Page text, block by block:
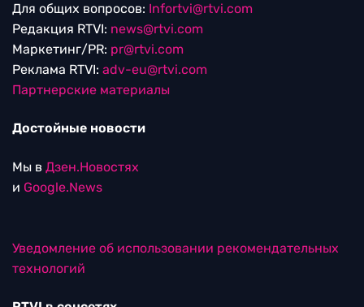
Для общих вопросов: Infortvi@rtvi.com
Редакция RTVI: news@rtvi.com
Маркетинг/PR: pr@rtvi.com
Реклама RTVI: adv-eu@rtvi.com
Партнерские материалы
Достойные новости
Мы в Дзен.Новостях
и Google.News
Уведомление об использовании рекомендательных
технологий